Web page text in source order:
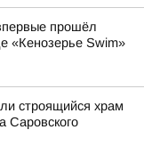
прошёл
«Кенозерье Swim»
строящийся храм
Саровского